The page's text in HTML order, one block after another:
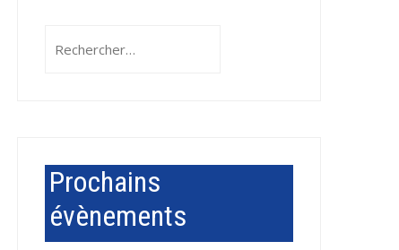
Prochains
évènements